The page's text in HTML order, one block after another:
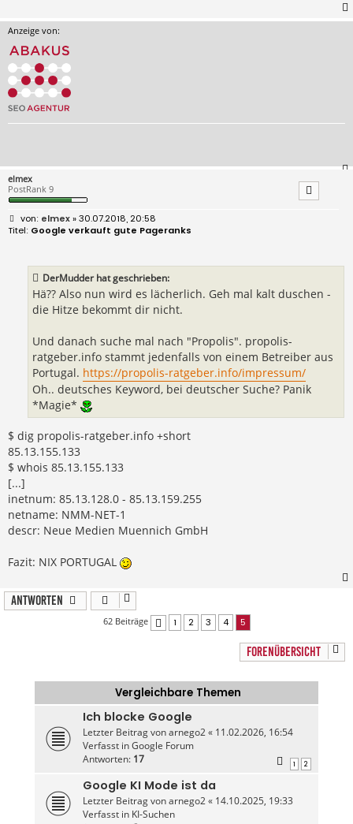
Anzeige von:
elmex
PostRank 9
B
e
elmex» 30.07.2018, 20:58
Google verkauft gute Pageranks
DerMudder hat geschrieben:
Hä?? Also nun wird es lächerlich. Geh mal kalt duschen -
die Hitze bekommt dir nicht.
Und danach suche mal nach "Propolis". propolis-
ratgeber.info stammt jedenfalls von einem Betreiber aus
Portugal. https://propolis-ratgeber.info/impressum/
Oh.. deutsches Keyword, bei deutscher Suche? Panik
*Magie*
$ dig propolis-ratgeber.info +short
85.13.155.133
$ whois 85.13.155.133
[...]
inetnum: 85.13.128.0 - 85.13.159.255
netname: NMM-NET-1
descr: Neue Medien Muennich GmbH
Fazit: NIX PORTUGAL
Antworten
62 Beiträge Vorherige
1 2 3 4 5
FORENÜBERSICHT
Vergleichbare Themen
Ich blocke Google
Letzter Beitrag vonarnego2« 11.02.2026, 16:54
Verfasst inGoogle Forum
Antworten: 17 1 2
Google KI Mode ist da
Letzter Beitrag vonarnego2« 14.10.2025, 19:33
Verfasst in KI-Suchen